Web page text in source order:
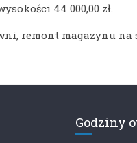
44 000,00 zł.
remont magazynu na
Godziny